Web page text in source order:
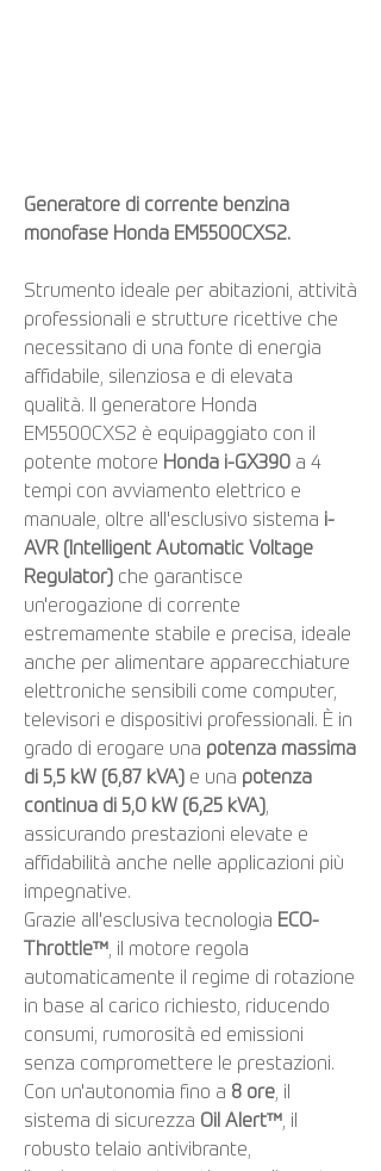
Generatore di corrente benzina
monofase Honda EM5500CXS2.
Strumento ideale per abitazioni, attività
professionali e strutture ricettive che
necessitano di una fonte di energia
affidabile, silenziosa e di elevata
qualità. Il generatore Honda
EM5500CXS2 è equipaggiato con il
potente motore Honda i-GX390 a 4
tempi con avviamento elettrico e
manuale, oltre all'esclusivo sistema i-
AVR (Intelligent Automatic Voltage
Regulator) che garantisce
un'erogazione di corrente
estremamente stabile e precisa, ideale
anche per alimentare apparecchiature
elettroniche sensibili come computer,
televisori e dispositivi professionali. È in
grado di erogare una potenza massima
di 5,5 kW (6,87 kVA) e una potenza
continua di 5,0 kW (6,25 kVA),
assicurando prestazioni elevate e
affidabilità anche nelle applicazioni più
impegnative.
Grazie all'esclusiva tecnologia ECO-
Throttle™, il motore regola
automaticamente il regime di rotazione
in base al carico richiesto, riducendo
consumi, rumorosità ed emissioni
senza compromettere le prestazioni.
Con un'autonomia fino a 8 ore, il
sistema di sicurezza Oil Alert™, il
robusto telaio antivibrante,